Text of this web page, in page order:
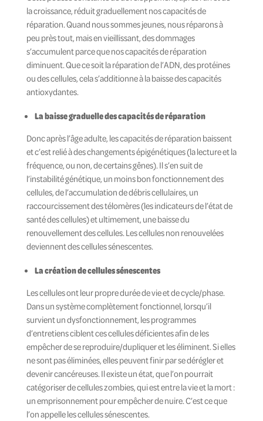
la croissance, réduit graduellement nos capacités de
réparation. Quand nous sommes jeunes, nous réparons à
peu près tout, mais en vieillissant, des dommages
s’accumulent parce que nos capacités de réparation
diminuent. Que ce soit la réparation de l’ADN, des protéines
ou des cellules, cela s’additionne à la baisse des capacités
antioxydantes.
La baisse graduelle des capacités de réparation
Donc après l’âge adulte, les capacités de réparation baissent
et c’est relié à des changements épigénétiques (la lecture et la
fréquence, ou non, de certains gênes). Il s’en suit de
l’instabilité génétique, un moins bon fonctionnement des
cellules, de l’accumulation de débris cellulaires, un
raccourcissement des télomères (les indicateurs de l’état de
santé des cellules) et ultimement, une baisse du
renouvellement des cellules. Les cellules non renouvelées
deviennent des cellules sénescentes.
La création de cellules sénescentes
Les cellules ont leur propre durée de vie et de cycle/phase.
Dans un système complètement fonctionnel, lorsqu’il
survient un dysfonctionnement, les programmes
d’entretiens ciblent ces cellules déficientes afin de les
empêcher de se reproduire/dupliquer et les éliminent. Si elles
ne sont pas éliminées, elles peuvent finir par se dérégler et
devenir cancéreuses. Il existe un état, que l’on pourrait
catégoriser de cellules zombies, qui est entre la vie et la mort :
un emprisonnement pour empêcher de nuire. C’est ce que
l’on appelle les cellules sénescentes.